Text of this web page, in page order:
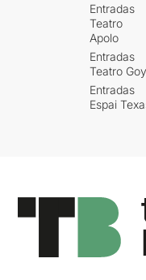
Entradas
Teatro
Apolo
Entradas
Teatro
Entradas
Espai